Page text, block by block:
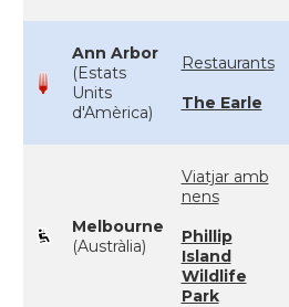
Ann Arbor
(Estats
Units
d'Amèrica)
Restaurants
The Earle
Melbourne
(Austràlia)
Viatjar amb
nens
Phillip
Island
Wildlife
Park